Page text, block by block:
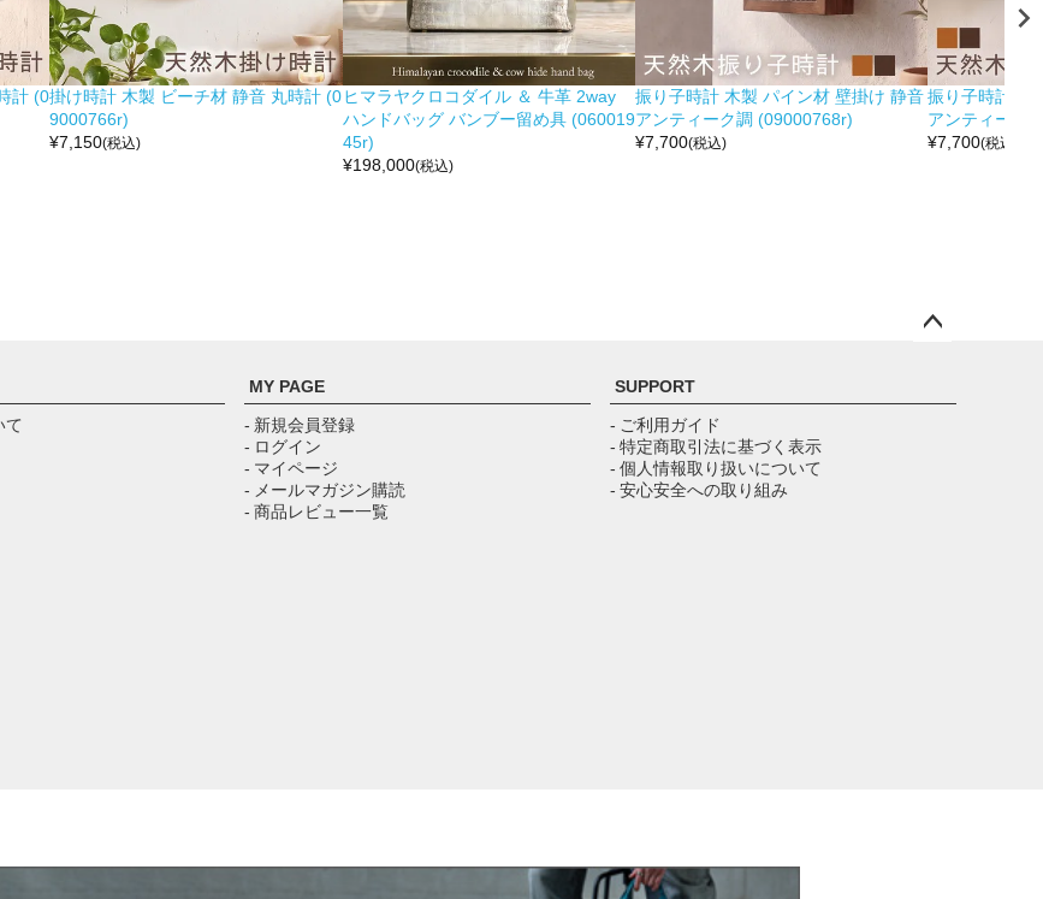
計 (0掛け時計 木製 ビーチ材 静音 丸時計 (0
9000766r)
¥7,150(税込)
ヒマラヤクロコダイル ＆ 牛革 2way
ハンドバッグ バンブー留め具 (060019
45r)
¥198,000(税込)
振り子時計 木製 パイン材 壁掛け 静音
アンティーク調 (09000768r)
¥7,700(税込)
振り子時計 木
アンティーク
¥7,700(税込)
ップ
て
MY PAGE
- 新規会員登録
- ログイン
- マイページ
- メールマガジン購読
- 商品レビュー一覧
SUPPORT
- ご利用ガイド
- 特定商取引法に基づく表示
- 個人情報取り扱いについて
- 安心安全への取り組み